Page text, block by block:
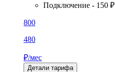
Подключение - 150 ₽
800
480
₽/мес
Детали тарифа